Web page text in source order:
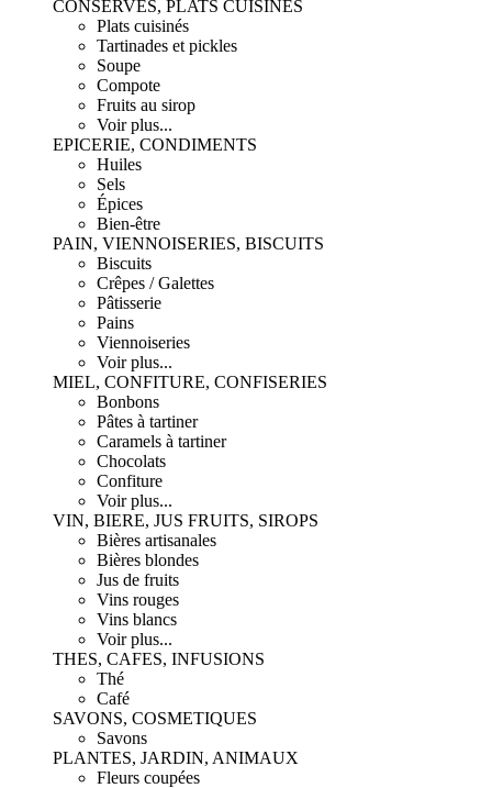
CONSERVES, PLATS CUISINES
Plats cuisinés
Tartinades et pickles
Soupe
Compote
Fruits au sirop
Voir plus...
EPICERIE, CONDIMENTS
Huiles
Sels
Épices
Bien-être
PAIN, VIENNOISERIES, BISCUITS
Biscuits
Crêpes / Galettes
Pâtisserie
Pains
Viennoiseries
Voir plus...
MIEL, CONFITURE, CONFISERIES
Bonbons
Pâtes à tartiner
Caramels à tartiner
Chocolats
Confiture
Voir plus...
VIN, BIERE, JUS FRUITS, SIROPS
Bières artisanales
Bières blondes
Jus de fruits
Vins rouges
Vins blancs
Voir plus...
THES, CAFES, INFUSIONS
Thé
Café
SAVONS, COSMETIQUES
Savons
PLANTES, JARDIN, ANIMAUX
Fleurs coupées